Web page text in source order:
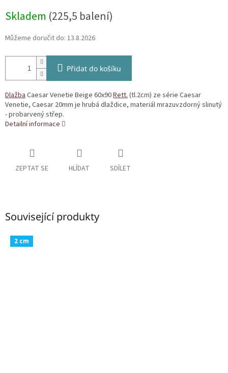
Skladem (225,5 balení)
Můžeme doručit do: 13.8.2026
Přidat do košíku
DlažbaCaesar Venetie Beige 60x90Rett.(tl.2cm) ze série Caesar
Venetie, Caesar 20mm je hrubá dlaždice, materiál mrazuvzdorný slinutý
- probarvený střep.
Detailní informace
ZEPTAT SE HLÍDAT SDÍLET
Související produkty
2 cm